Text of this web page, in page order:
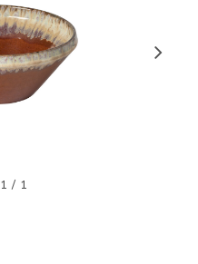
1 / 1